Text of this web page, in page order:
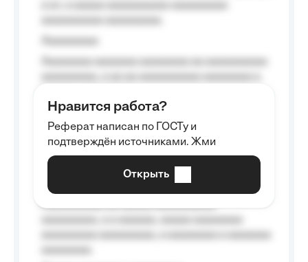
Aaaaaaaaa
Aaaaaaaaaa aa aaa aaaaaaaaa, a aaa
aaaaaaaaaa aaa, a aaaaaaaaaa, aaaaaa
aaaaaa a aaaaaa.
Aaaaaa-aaaaaaaaaaa aaaaaa
Aaaaaaaaaa aa aaaaa aaaaaaaaaa
Нравится работа?
Реферат написан по ГОСТу и
подтверждён источниками. Жми
Открыть